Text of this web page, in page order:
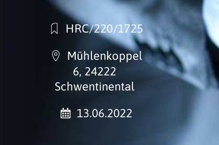
HRC/220/1725
Mühlenkoppel
6, 24222
Schwentinental
13.06.2022